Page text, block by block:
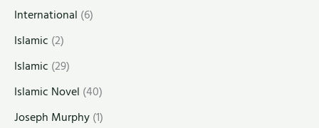
International (6)
Islamic (2)
Islamic (29)
Islamic Novel (40)
Joseph Murphy(1)